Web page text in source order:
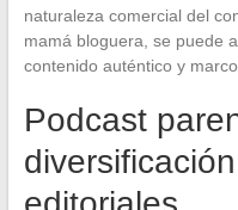
naturaleza comercial del
mamá bloguera, se puede
contenido auténtico y
Podcast